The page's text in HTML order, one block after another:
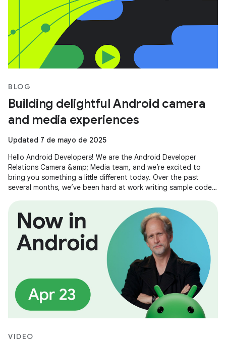
BLOG
Building delightful Android camera
and media experiences
Updated 7 de mayo de 2025
Hello Android Developers! We are the Android Developer
Relations Camera &amp; Media team, and we’re excited to
bring you something a little different today. Over the past
several months, we’ve been hard at work writing sample code
VIDEO